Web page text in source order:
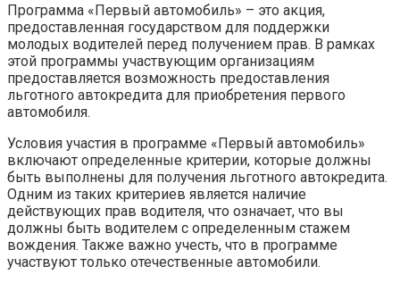
Программа «Первый автомобиль» – это акция,
предоставленная государством для поддержки
молодых водителей перед получением прав. В рамках
этой программы участвующим организациям
предоставляется возможность предоставления
льготного автокредита для приобретения первого
автомобиля.
Условия участия в программе «Первый автомобиль»
включают определенные критерии, которые должны
быть выполнены для получения льготного автокредита.
Одним из таких критериев является наличие
действующих прав водителя, что означает, что вы
должны быть водителем с определенным стажем
вождения. Также важно учесть, что в программе
участвуют только отечественные автомобили.